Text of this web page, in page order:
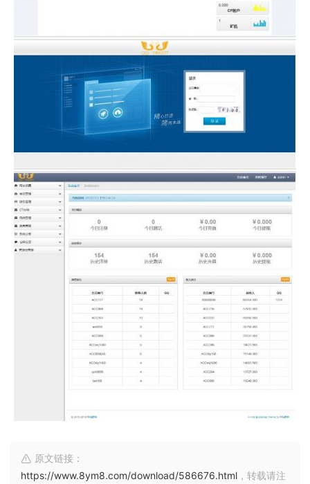
原文链接：
https://www.8ym8.com/download/586676.html ，转载请注